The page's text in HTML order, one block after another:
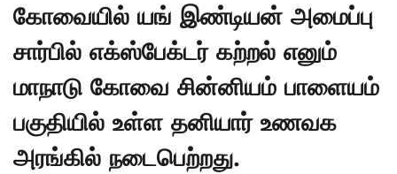
கோவையில் யங் இண்டியன் அமைப்பு
சார்பில் எக்ஸ்பேக்டர் கற்றல் எனும்
மாநாடு கோவை சின்னியம் பாளையம்
பகுதியில் உள்ள தனியார் உணவக
அரங்கில் நடைபெற்றது.